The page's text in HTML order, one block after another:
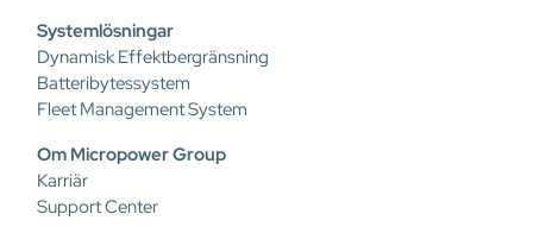
Systemlösningar
Dynamisk Effektbergränsning
Batteribytessystem
Fleet Management System
Om Micropower Group
Karriär
Support Center